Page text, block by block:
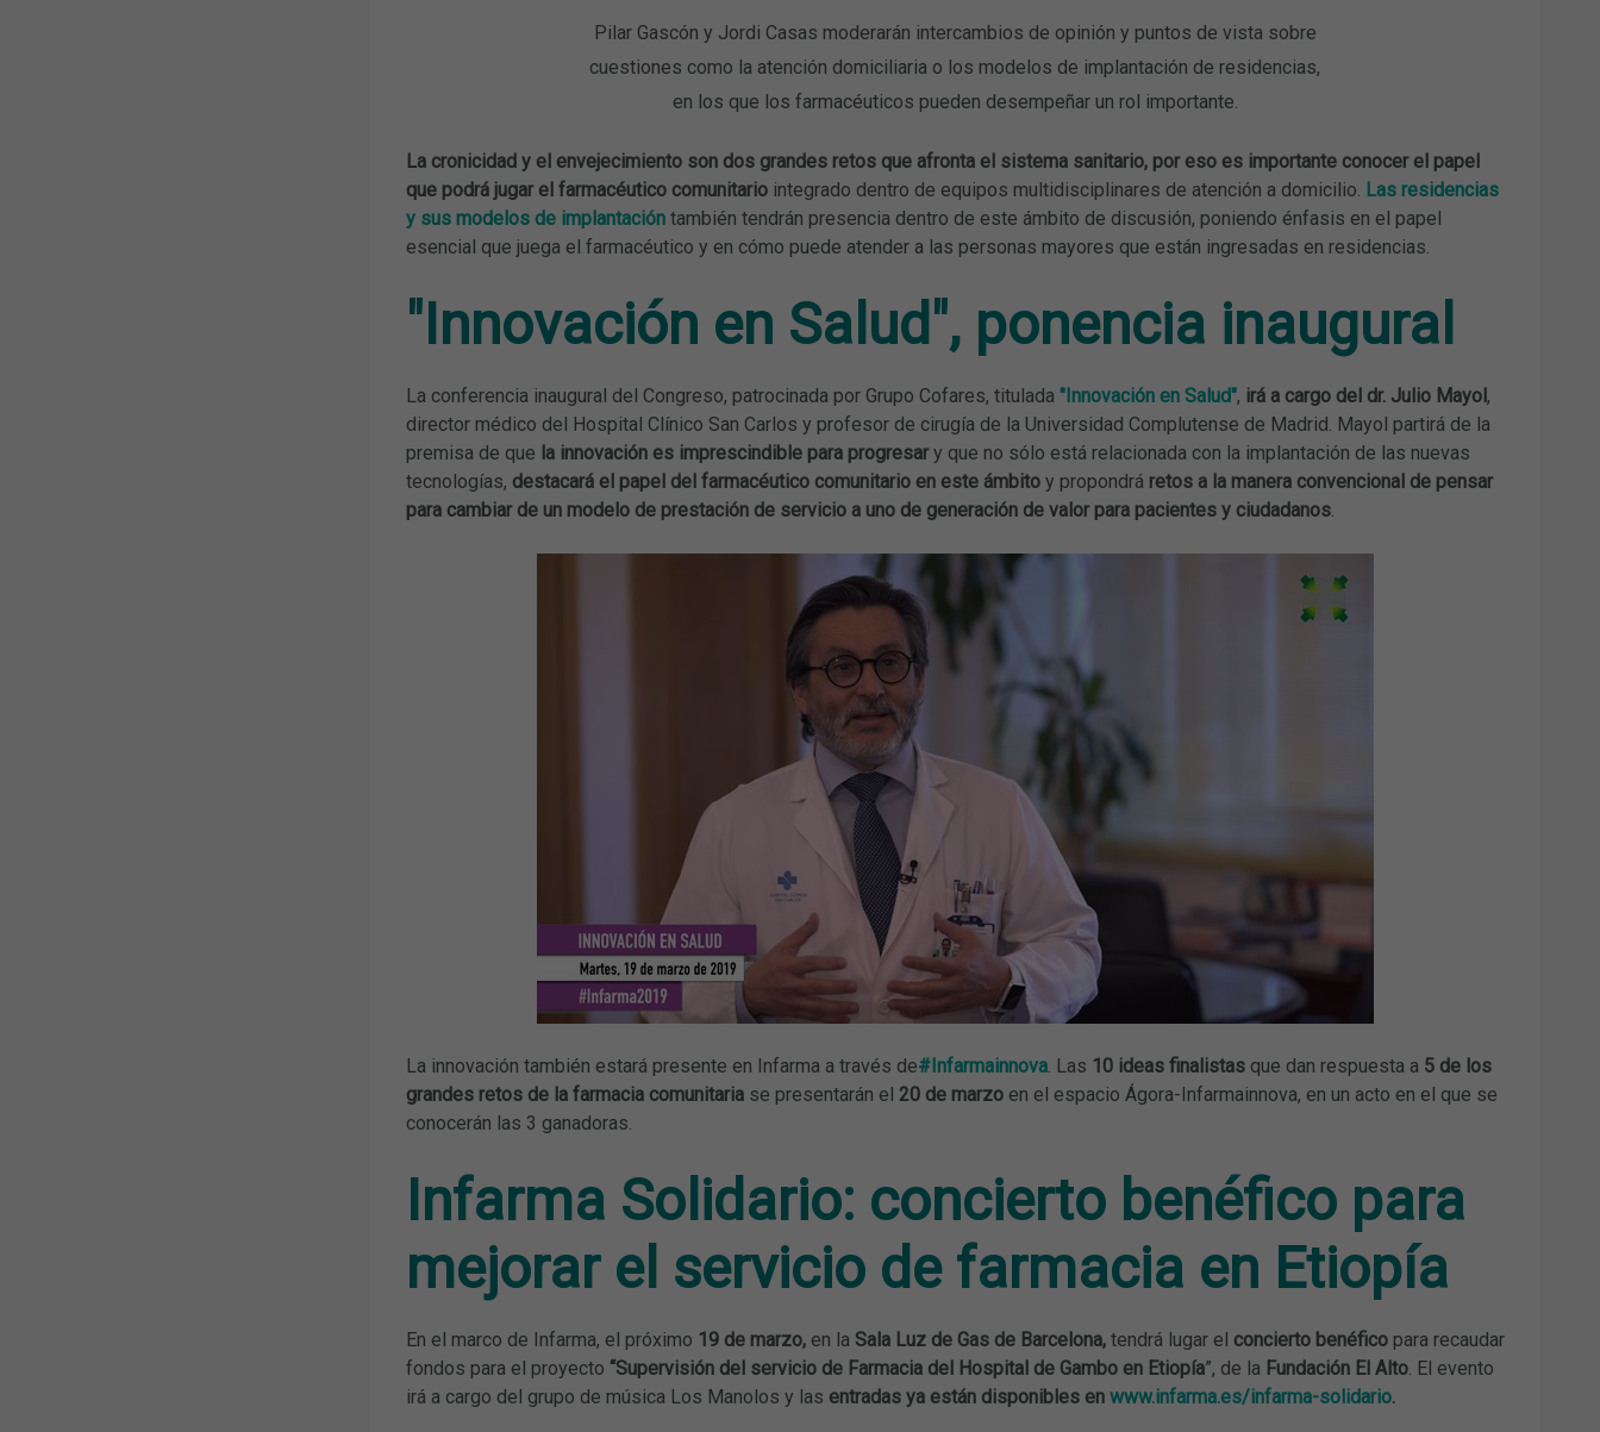
Pilar Gascón y Jordi Casas moderarán intercambios de opinión y puntos de vista sobre
cuestiones como la atención domiciliaria o los modelos de implantación de residencias,
en los que los farmacéuticos pueden desempeñar un rol importante.
La cronicidad y el envejecimiento son dos grandes retos que afronta el sistema sanitario, por eso es importante conocer el papel
que podrá jugar el farmacéutico comunitario integrado dentro de equipos multidisciplinares de atención a domicilio. Las residencias
y sus modelos de implantacióntambién tendrán presencia dentro de este ámbito de discusión, poniendo énfasis en el papel
esencial que juega el farmacéutico y en cómo puede atender a las personas mayores que están ingresadas en residencias.
"Innovación en Salud", ponencia inaugural
La conferencia inaugural del Congreso, patrocinada por Grupo Cofares, titulada "Innovación en Salud", irá a cargo del dr. Julio Mayol,
director médico del Hospital Clínico San Carlos y profesor de cirugía de la Universidad Complutense de Madrid. Mayol partirá de la
premisa de que la innovación es imprescindible para progresary que no sólo está relacionada con la implantación de las nuevas
tecnologías, destacará el papel del farmacéutico comunitario en este ámbito y propondrá retos a la manera convencional de pensar
para cambiar de un modelo de prestación de servicio a uno de generación de valor para pacientes y ciudadanos.
La innovación también estará presente en Infarma a través de#Infarmainnova. Las 10 ideas finalistasque dan respuesta a 5 de los
grandes retos de la farmacia comunitariase presentarán el 20 de marzoen el espacio Ágora-Infarmainnova, en un acto en el que se
conocerán las 3 ganadoras.
Infarma Solidario: concierto benéfico para
mejorar el servicio de farmacia en Etiopía
En el marco de Infarma, el próximo 19 de marzo, en la Sala Luz de Gas de Barcelona,tendrá lugar el concierto benéfico para recaudar
fondos para el proyecto “Supervisión del servicio de Farmacia del Hospital de Gambo en Etiopía”, de la Fundación El Alto. El evento
irá a cargo del grupo de música Los Manolos y las entradas ya están disponibles en www.infarma.es/infarma-solidario.